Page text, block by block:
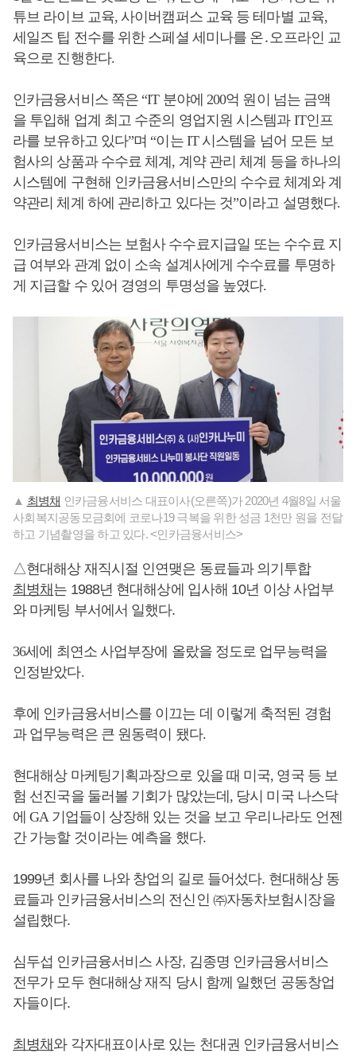
튜브 라이브 교육, 사이버캠퍼스 교육 등 테마별 교육,
세일즈 팁 전수를 위한 스페셜 세미나를 온․오프라인 교
육으로 진행한다.
인카금융서비스 쪽은 “IT 분야에 200억 원이 넘는 금액
을 투입해 업계 최고 수준의 영업지원 시스템과 IT인프
라를 보유하고 있다”며 “이는 IT 시스템을 넘어 모든 보
험사의 상품과 수수료 체계, 계약 관리 체계 등을 하나의
시스템에 구현해 인카금융서비스만의 수수료 체계와 계
약관리 체계 하에 관리하고 있다는 것”이라고 설명했다.
인카금융서비스는 보험사 수수료지급일 또는 수수료 지
급 여부와 관계 없이 소속 설계사에게 수수료를 투명하
게 지급할 수 있어 경영의 투명성을 높였다.
▲ 최병채 인카금융서비스 대표이사(오른쪽)가 2020년 4월8일 서울
사회복지공동모금회에 코로나19 극복을 위한 성금 1천만 원을 전달
하고 기념촬영을 하고 있다. <인카금융서비스>
△현대해상 재직시절 인연맺은 동료들과 의기투합
최병채는 1988년 현대해상에 입사해 10년 이상 사업부
와 마케팅 부서에서 일했다.
36세에 최연소 사업부장에 올랐을 정도로 업무능력을
인정받았다.
후에 인카금융서비스를 이끄는 데 이렇게 축적된 경험
과 업무능력은 큰 원동력이 됐다.
현대해상 마케팅기획과장으로 있을 때 미국, 영국 등 보
험 선진국을 둘러볼 기회가 많았는데, 당시 미국 나스닥
에 GA 기업들이 상장해 있는 것을 보고 우리나라도 언젠
간 가능할 것이라는 예측을 했다.
1999년 회사를 나와 창업의 길로 들어섰다. 현대해상 동
료들과 인카금융서비스의 전신인 ㈜자동차보험시장을
설립했다.
심두섭 인카금융서비스 사장, 김종명 인카금융서비스
전무가 모두 현대해상 재직 당시 함께 일했던 공동창업
자들이다.
최병채와 각자대표이사로 있는 천대권 인카금융서비스